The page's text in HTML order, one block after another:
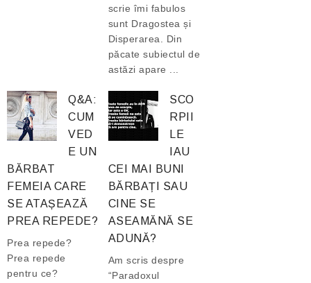
scrie îmi fabulos
sunt Dragostea și
Disperarea. Din
păcate subiectul de
astăzi apare ...
Q&A:
CUM
VED
E UN
BĂRBAT
FEMEIA CARE
SE ATAȘEAZĂ
PREA REPEDE?
Prea repede?
Prea repede
pentru ce?
SCO
RPII
LE
IAU
CEI MAI BUNI
BĂRBAȚI SAU
CINE SE
ASEAMĂNĂ SE
ADUNĂ?
Am scris despre
“Paradoxul